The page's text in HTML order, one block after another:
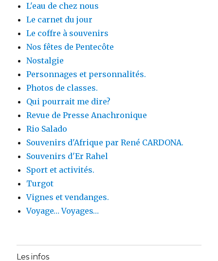
L'eau de chez nous
Le carnet du jour
Le coffre à souvenirs
Nos fêtes de Pentecôte
Nostalgie
Personnages et personnalités.
Photos de classes.
Qui pourrait me dire?
Revue de Presse Anachronique
Rio Salado
Souvenirs d'Afrique par René CARDONA.
Souvenirs d'Er Rahel
Sport et activités.
Turgot
Vignes et vendanges.
Voyage… Voyages…
Les infos